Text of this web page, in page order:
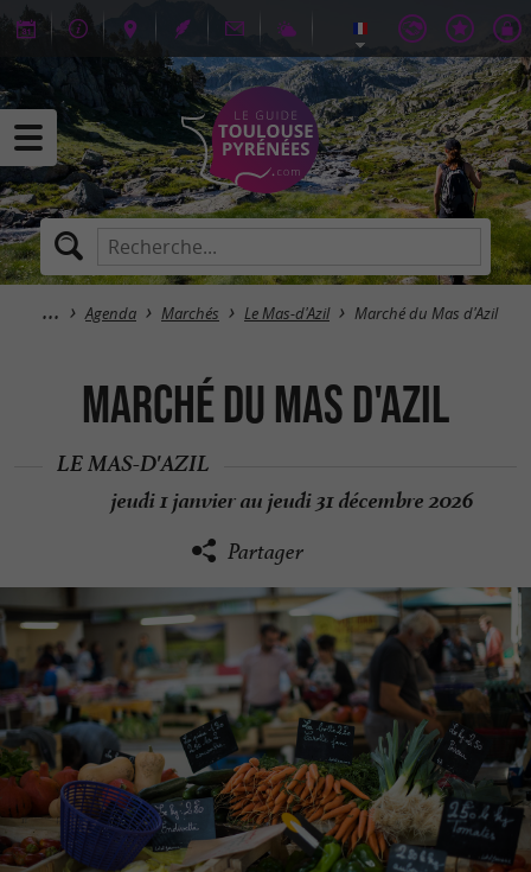
Agenda Marchés Le Mas-d'Azil Marché du Mas d'Azil
Marché du Mas d'Azil
LE MAS-D'AZIL
jeudi 1 janvier au jeudi 31 décembre 2026
Partager